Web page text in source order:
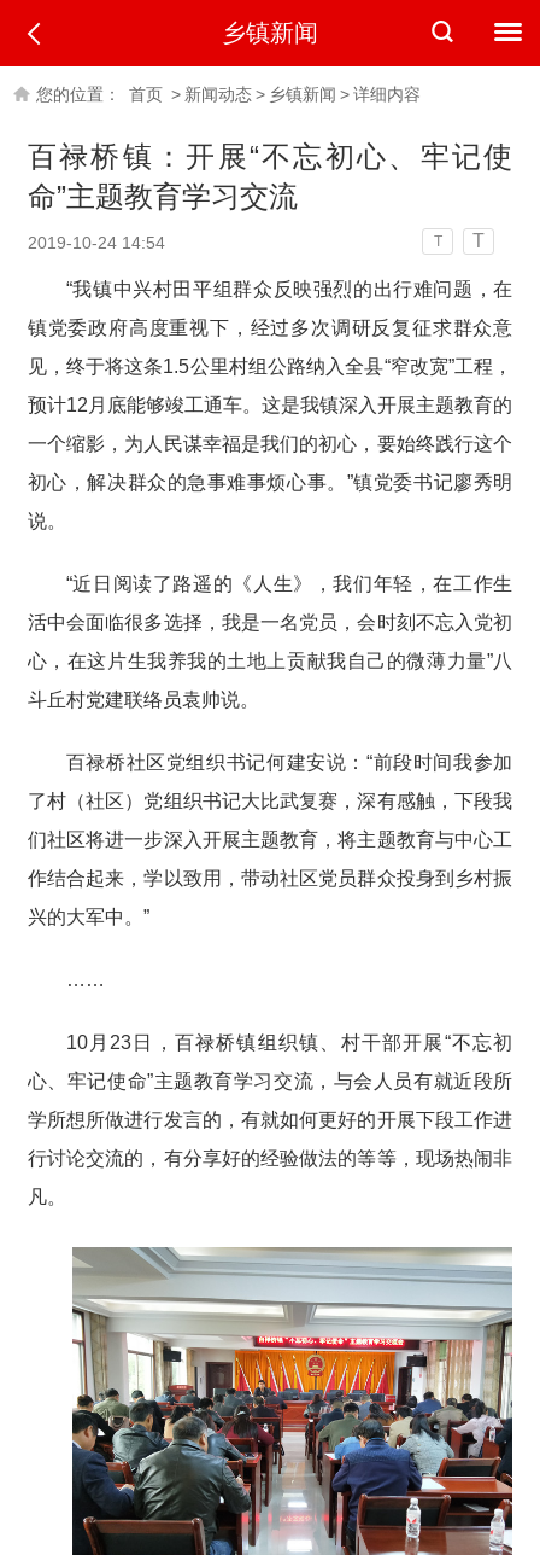
乡镇新闻
您的位置： 首页 > 新闻动态> 乡镇新闻 >详细内容
百禄桥镇：开展“不忘初心、牢记使
命”主题教育学习交流
2019-10-24 14:54 T T
“我镇中兴村田平组群众反映强烈的出行难问题，在
镇党委政府高度重视下，经过多次调研反复征求群众意
见，终于将这条1.5公里村组公路纳入全县“窄改宽”工程，
预计12月底能够竣工通车。这是我镇深入开展主题教育的
一个缩影，为人民谋幸福是我们的初心，要始终践行这个
初心，解决群众的急事难事烦心事。”镇党委书记廖秀明
说。
“近日阅读了路遥的《人生》，我们年轻，在工作生
活中会面临很多选择，我是一名党员，会时刻不忘入党初
心，在这片生我养我的土地上贡献我自己的微薄力量”八
斗丘村党建联络员袁帅说。
百禄桥社区党组织书记何建安说：“前段时间我参加
了村（社区）党组织书记大比武复赛，深有感触，下段我
们社区将进一步深入开展主题教育，将主题教育与中心工
作结合起来，学以致用，带动社区党员群众投身到乡村振
兴的大军中。”
……
10月23日，百禄桥镇组织镇、村干部开展“不忘初
心、牢记使命”主题教育学习交流，与会人员有就近段所
学所想所做进行发言的，有就如何更好的开展下段工作进
行讨论交流的，有分享好的经验做法的等等，现场热闹非
凡。